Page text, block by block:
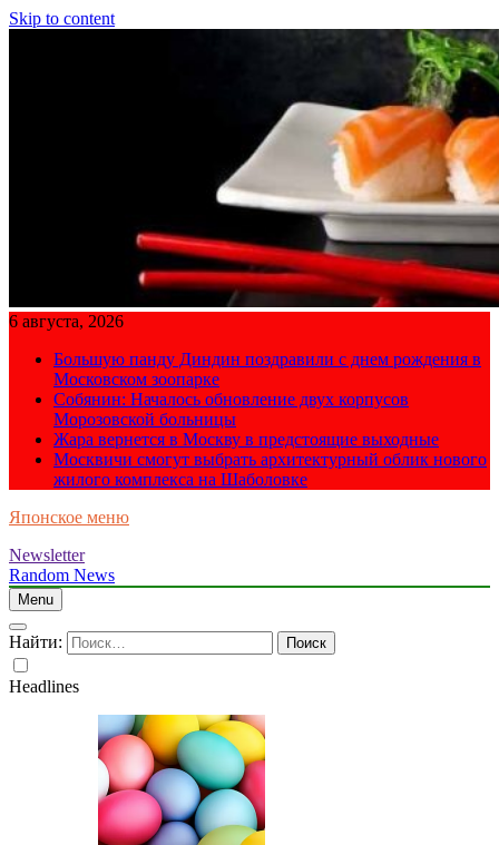
Skip to content
6 августа, 2026
Большую панду Диндин поздравили с днем рождения в
Московском зоопарке
Собянин: Началось обновление двух корпусов
Морозовской больницы
Жара вернется в Москву в предстоящие выходные
Москвичи смогут выбрать архитектурный облик нового
жилого комплекса на Шаболовке
Японское меню
Newsletter
Random News
Menu
Найти:
Headlines